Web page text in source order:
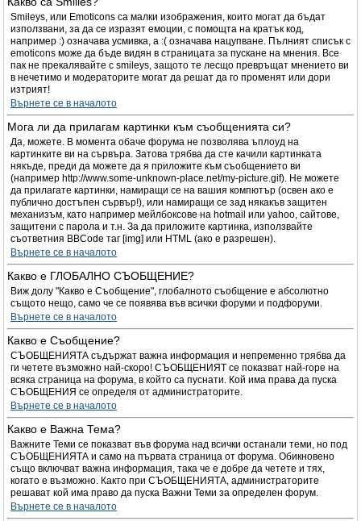
Smileys, или Emoticons са малки изображения, които могат да бъдат
използвани, за да се изразят емоции, с помощта на кратък код,
например :) означава усмивка, а :( означава нацупване. Пълният списък с
emoticons може да бъде видян в страницата за пускане на мнения. Все
пак не прекалявайте с smileys, защото те лесщо превръщат мнението ви
в нечетимо и модераторите могат да решат да го променят или дори
изтрият!
Върнете се в началото
Мога ли да прилагам картинки към съобщенията си?
Да, можете. В момента обаче форума не позволява ъплоуд на
картинките ви на сървъра. Затова трябва да сте качили картинката
някъде, преди да можете да я приложите към съобщението ви
(например http://www.some-unknown-place.net/my-picture.gif). Не можете
да прилагате картинки, намиращи се на вашия компютър (освен ако е
публично достъпен сървър!), или намиращи се зад някакъв защитен
механизъм, като например мейлбоксове на hotmail или yahoo, сайтове,
защитени с парола и т.н. За да приложите картинка, използвайте
съответния BBCode таг [img] или HTML (ако е разрешен).
Върнете се в началото
Какво е ГЛОБАЛНО СЪОБЩЕНИЕ?
Виж долу "Какво е Съобщение", глобалното съобщение е абсолютно
същото нещо, само че се появява във всички форуми и подфоруми.
Върнете се в началото
Какво е Съобщение?
СЪОБЩЕНИЯТА съдържат важна информация и непременно трябва да
ги четете възможно най-скоро! СЪОБЩЕНИЯТ се показват най-горе на
всяка страница на форума, в който са пуснати. Кой има права да пуска
СЪОБЩЕНИЯ се определя от администраторите.
Върнете се в началото
Какво е Важна Тема?
Важните Теми се показват във форума над всички останали теми, но под
СЪОБЩЕНИЯТА и само на първата страница от форума. Обикновено
също включват важна информация, така че е добре да четете и тях,
когато е възможно. Както при СЪОБЩЕНИЯТА, администраторите
решават кой има право да пуска Важни Теми за определен форум.
Върнете се в началото